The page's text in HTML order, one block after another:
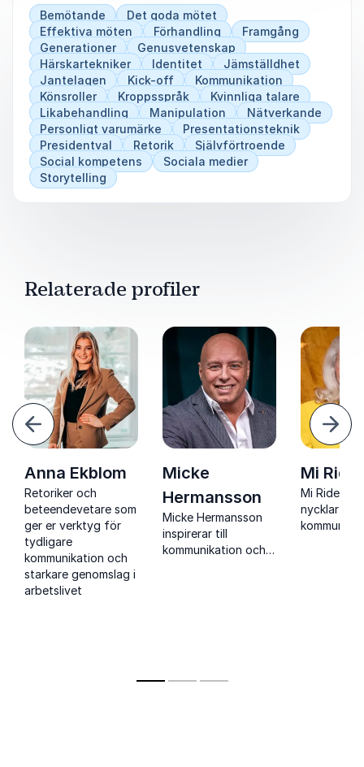
Bemötande
Det goda mötet
Effektiva möten
Förhandling
Framgång
Generationer
Genusvetenskap
Härskartekniker
Identitet
Jämställdhet
Jantelagen
Kick-off
Kommunikation
Könsroller
Kroppsspråk
Kvinnliga talare
Likabehandling
Manipulation
Nätverkande
Personligt varumärke
Presentationsteknik
Presidentval
Retorik
Självförtroende
Social kompetens
Sociala medier
Storytelling
Relaterade profiler
Anna Ekblom
Retoriker och
beteendevetare som
ger er verktyg för
tydligare
kommunikation och
starkare genomslag i
arbetslivet
Micke
Hermansson
Micke Hermansson
inspirerar till
kommunikation och
Mi
Mi Ridell
nycklar till